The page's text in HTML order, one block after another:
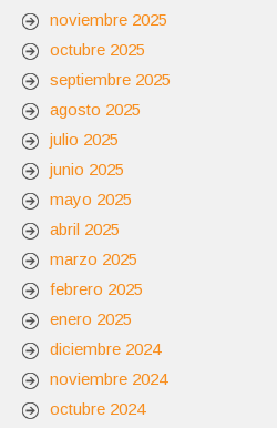
noviembre 2025
octubre 2025
septiembre 2025
agosto 2025
julio 2025
junio 2025
mayo 2025
abril 2025
marzo 2025
febrero 2025
enero 2025
diciembre 2024
noviembre 2024
octubre 2024